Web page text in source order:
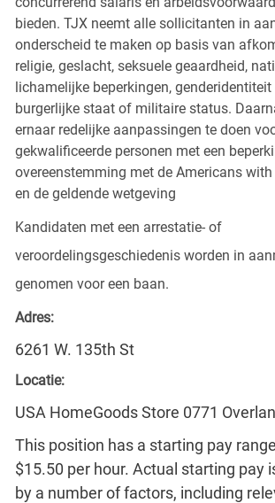
bieden. TJX neemt alle sollicitanten in
onderscheid te maken op basis van
religie, geslacht, seksuele geaardheid,
lichamelijke beperkingen, genderidentiteit
burgerlijke staat of militaire status.
ernaar redelijke aanpassingen te doen
gekwalificeerde personen met een
overeenstemming met de Americans
en de geldende wetgeving
Kandidaten met een arrestatie- of
veroordelingsgeschiedenis worden in
genomen voor een baan.
Adres:
6261 W. 135th St
Locatie:
USA HomeGoods Store 0771
This position has a starting pay
$15.50 per hour. Actual starting pay
by a number of factors, including